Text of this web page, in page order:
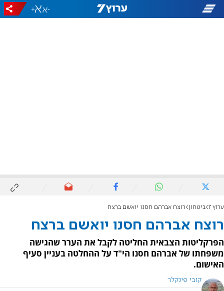
-
+
ערוץ 7 ביטחון רוצח אברהם חסנו יואשם ברצח
רוצח אברהם חסנו יואשם ברצח
הפרקליטות הצבאית החליטה לקבל את הערר שהגישה
משפחתו של אברהם חסנו הי"ד על ההחלטה בעניין סעיף
האישום.
קובי פינקלר